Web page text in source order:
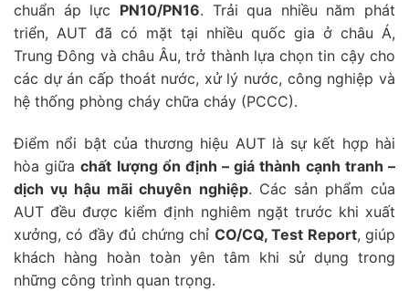
chuẩn áp lực PN10/PN16. Trải qua nhiều năm phát
triển, AUT đã có mặt tại nhiều quốc gia ở châu Á,
Trung Đông và châu Âu, trở thành lựa chọn tin cậy cho
các dự án cấp thoát nước, xử lý nước, công nghiệp và
hệ thống phòng cháy chữa cháy (PCCC).
Điểm nổi bật của thương hiệu AUT là sự kết hợp hài
hòa giữachất lượng ổn định – giá thành cạnh tranh –
dịch vụ hậu mãi chuyên nghiệp. Các sản phẩm của
AUT đều được kiểm định nghiêm ngặt trước khi xuất
xưởng, có đầy đủ chứng chỉ CO/CQ, Test Report, giúp
khách hàng hoàn toàn yên tâm khi sử dụng trong
những công trình quan trọng.